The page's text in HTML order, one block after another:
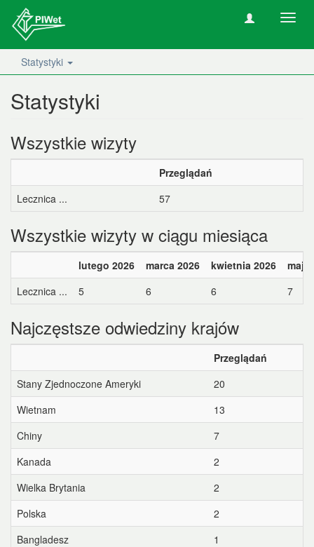
Statystyki
Statystyki
Wszystkie wizyty
Przeglądań
Lecznica ...
57
Wszystkie wizyty w ciągu miesiąca
lutego 2026 marca 2026 kwietnia 2026
maja
Lecznica ...
5 6 6 7
Najczęstsze odwiedziny krajów
Przeglądań
Stany Zjednoczone Ameryki
20
Wietnam
13
Chiny
7
Kanada
2
Wielka Brytania
2
Polska
2
Bangladesz
1